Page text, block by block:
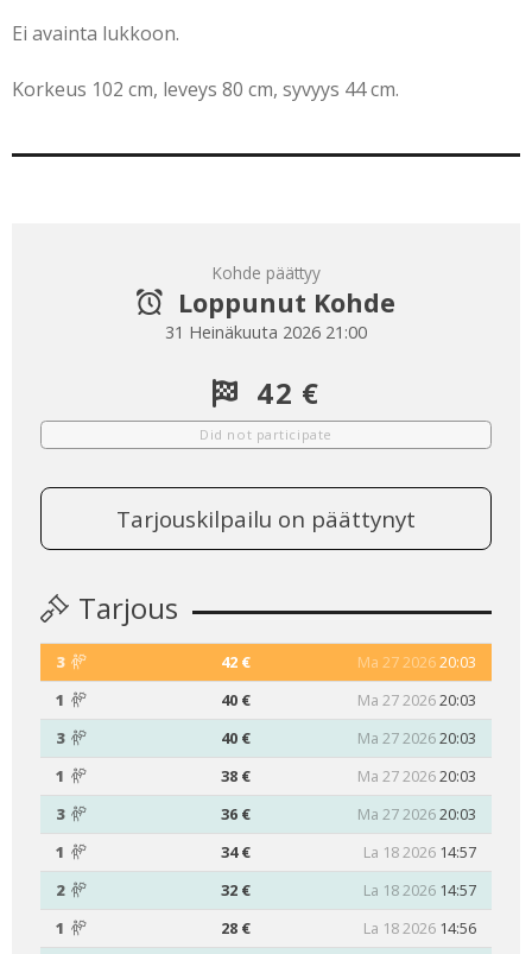
Ei avainta lukkoon.
Korkeus 102 cm, leveys 80 cm, syvyys 44 cm.
Kohde päättyy
Loppunut Kohde
31 Heinäkuuta 2026 21:00
42 €
Did not participate
Tarjouskilpailu on päättynyt
Tarjous
3 42 € Ma 27 202620:03
1
40 € Ma 27 202620:03
3
40 € Ma 27 202620:03
1
38 € Ma 27 202620:03
3
36 € Ma 27 202620:03
1
34 € La 18 2026 14:57
2
32 € La 18 2026 14:57
1
28 € La 18 2026 14:56